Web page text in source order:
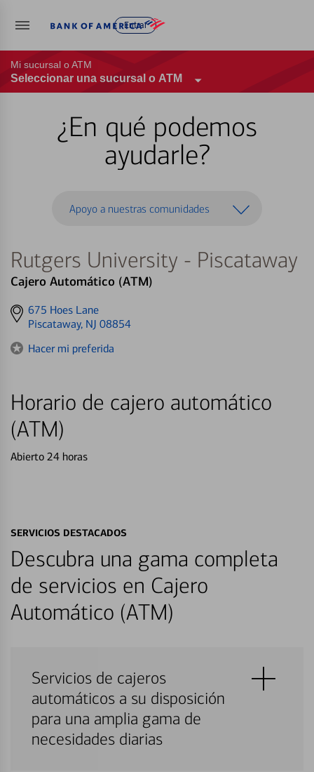
Entrar
Mi sucursal o ATM
Seleccionar una sucursal o ATM
¿En qué podemos
ayudarle?
Apoyo a nuestras comunidades
Rutgers University - Piscataway
Cajero Automático (ATM)
Get
directions
675 Hoes Lane
Piscataway, NJ 08854
Hacer mi preferida
Horario de cajero automático
(ATM)
Abierto 24 horas
SERVICIOS DESTACADOS
Descubra una gama completa
de servicios en Cajero
Automático (ATM)
Servicios de cajeros
automáticos a su disposición
para una amplia gama de
necesidades diarias